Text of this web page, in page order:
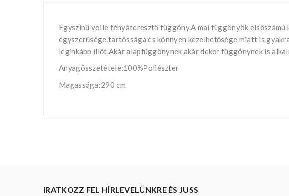
Egyszínű voile fényáteresztő függöny.A mai függönyök
egyszerűsége,tartóssága és könnyen kezelhetősége miatt is
leginkább illőt.Akár alapfüggönynek akár dekor függönynek is
Anyagösszetétele:100%Poliészter
Magassága:290 cm
IRATKOZZ FEL HÍRLEVELÜNKRE ÉS JUSS